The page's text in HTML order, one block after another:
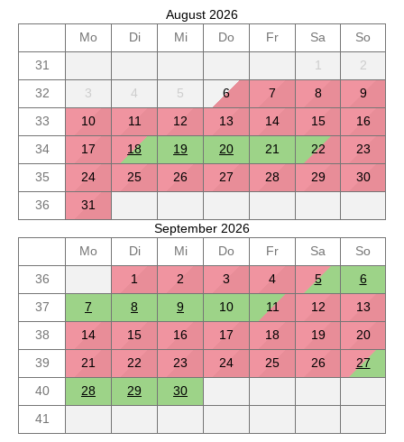
August 2026
Mo
Di Mi Do Fr Sa
So
31
1
2
32
3 4 5 6 7 8
9
33
10 11 12 13 14 15
16
34
17 18 19 20 21 22
23
35
24 25 26 27 28 29
30
36
31
September 2026
Mo
Di Mi Do Fr Sa
So
36
1 2 3 4 5
6
37
7 8 9 10 11 12
13
38
14 15 16 17 18 19
20
39
21 22 23 24 25 26
27
40
28 29
30
41